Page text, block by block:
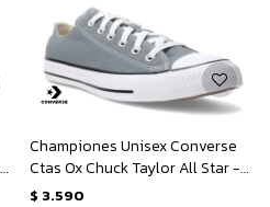
Championes Unisex Converse
Ctas Ox Chuck Taylor All Star -
Gris - Blanco
$ 3.590